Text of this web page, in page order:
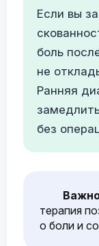
Если вы
боль
не
Ранняя
без
терапия
о боли и